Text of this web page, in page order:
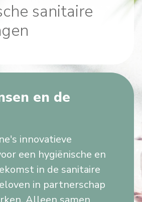
sanitaire
en de
innovatieve
een hygiënische en
in de sanitaire
in partnerschap